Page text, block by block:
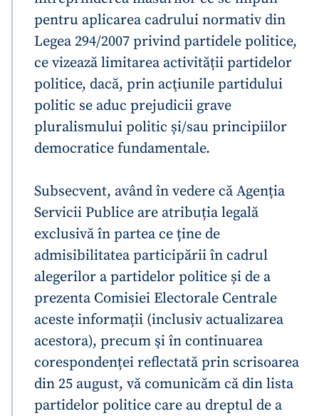
pentru aplicarea cadrului normativ din
Legea 294/2007 privind partidele politice,
ce vizează limitarea activității partidelor
politice, dacă, prin acţiunile partidului
politic se aduc prejudicii grave
pluralismului politic și/sau principiilor
democratice fundamentale.
Subsecvent, având în vedere că Agenția
Servicii Publice are atribuția legală
exclusivă în partea ce ține de
admisibilitatea participării în cadrul
alegerilor a partidelor politice și de a
prezenta Comisiei Electorale Centrale
aceste informații (inclusiv actualizarea
acestora), precum şi în continuarea
corespondenței reflectată prin scrisoarea
din 25 august, vă comunicăm că din lista
partidelor politice care au dreptul de a